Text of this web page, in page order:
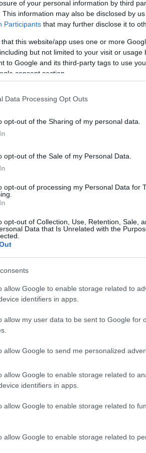
of your personal information by third
This information may also be disclosed by
Participants that may further disclose it to
that this website/app uses one or more
but not limited to your visit or
to Google and its third-party tags to use
consent section.
Data Processing Opt Outs
opt-out of the Sharing of my personal data.
opt-out of the Sale of my Personal Data.
opt-out of processing my Personal Data for
opt-out of Collection, Use, Retention, Sale,
Data that Is Unrelated with the
allow Google to enable storage related to
identifiers in apps.
allow my user data to be sent to Google for
allow Google to send me personalized
allow Google to enable storage related to
identifiers in apps.
allow Google to enable storage related to
allow Google to enable storage related to
de un CMS deberías leer atentamente
traslado es posible y qué pasos debes
de comenzar el traslado, actualiza tu
migrar. En el caso de que
datos
de grandes contenedores de
XML. Algunos programas, como
archivo XML sin ninguna
tan frecuentemente como te sea
siempre es mejor comenzar con tu
puedas haber generado. Fotografía
MYSQL PANEL DE CONTROL